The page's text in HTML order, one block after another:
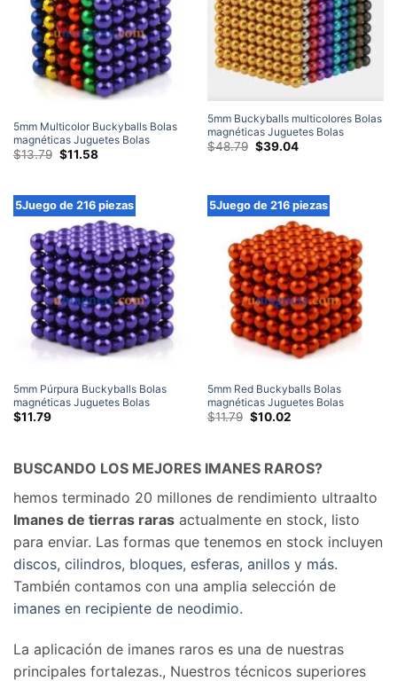
5mm Multicolor Buckyballs Bolas
magnéticas Juguetes Bolas
magnéticas Rompecabezas Imanes
$13.79 El
precio
$13.79.
$11.58El
$11.58.
5mm Buckyballs multicolores Bolas
magnéticas Juguetes Bolas
magnéticas Rompecabezas Imanes
$48.79 El
precio
$39.04El
5Juego de 216 piezas
5mm Púrpura Buckyballs Bolas
magnéticas Juguetes Bolas
magnéticas Rompecabezas N42
$11.79
5Juego de 216 piezas
5mm Red Buckyballs Bolas
magnéticas Juguetes Bolas
magnéticas Rompecabezas N42
$11.79 El
precio
$11.79.
$10.02El
$10.02.
BUSCANDO LOS MEJORES IMANES RAROS?
hemos terminado 20 millones de rendimiento ultraalto
Imanes de tierras raras actualmente en stock, listo
para enviar. Las formas que tenemos en stock incluyen
discos, cilindros, bloques, esferas, anillos y más.
También contamos con una amplia selección de
imanes en recipiente de neodimio.
La aplicación de imanes raros es una de nuestras
principales fortalezas., Nuestros técnicos superiores